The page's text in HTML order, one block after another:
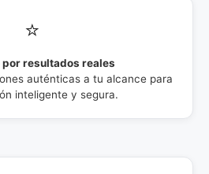
⭐
por resultados reales
auténticas a tu alcance para
inteligente y segura.